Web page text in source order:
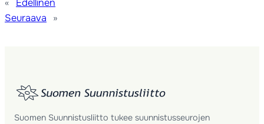
Seuraava
»
Suomen Suunnistusliitto tukee suunnistusseurojen